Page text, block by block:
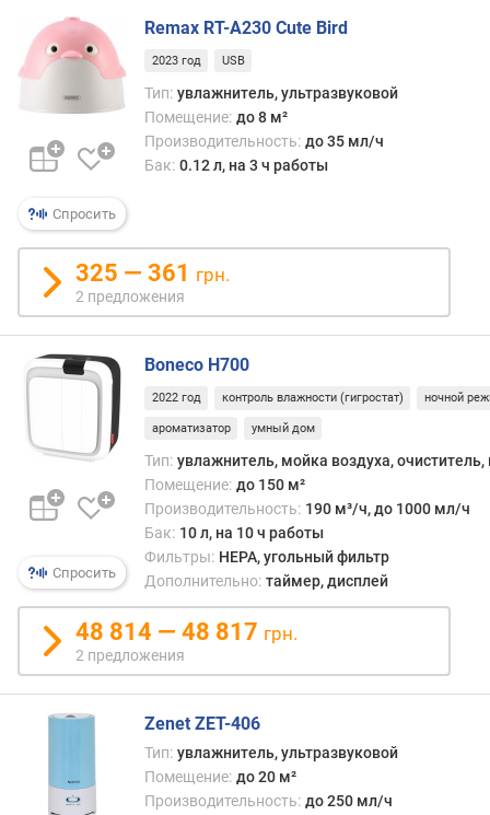
е
п
р
ы
в
о
й
р
а
ы
р
а
о
о
ы
(
/
Спросить
Remax RT-A230 Cute Bird
2023 год USB
Тип: увлажнитель, ультразвуковой
Помещение: до 8 м²
Производительность: до 35 мл/ч
Бак: 0.12 л, на 3 ч работы
325 — 361 грн.
2 предложения
Спросить
Boneco H700
2022 год контроль влажности (гигростат) ночной
ароматизатор умный дом
Тип: увлажнитель, мойка воздуха,
Помещение: до 150 м²
Производительность: 190 м³/ч, до 1000 мл/ч
Бак: 10 л, на 10 ч работы
Фильтры: HEPA, угольный фильтр
Дополнительно: таймер, дисплей
48 814 — 48 817 грн.
2 предложения
Zenet ZET-406
Тип: увлажнитель, ультразвуковой
Помещение: до 20 м²
Производительность: до 250 мл/ч